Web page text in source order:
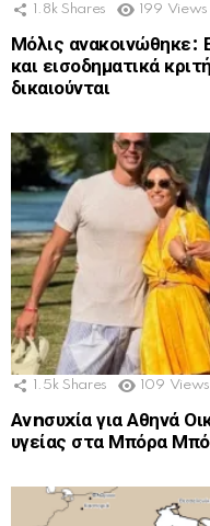
1.8k Shares 199 Views
Μόλις ανακοινώθηκε:
και εισοδηματικά
δικαιούνται
1.5k Shares 109 Views
Ανnσυxία για Αθηνά
υγείας στα Μπόρα